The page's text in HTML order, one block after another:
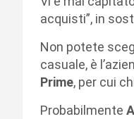
acquisti”, in
Non potete
casuale, è
Prime, per cui
Probabilmente